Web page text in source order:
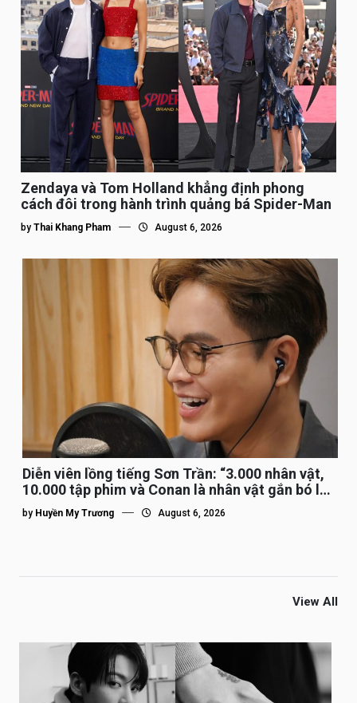
Zendaya và Tom Holland khẳng định phong
cách đôi trong hành trình quảng bá Spider-Man
by Thai Khang Pham August 6, 2026
Diễn viên lồng tiếng Sơn Trần: “3.000 nhân vật,
10.000 tập phim và Conan là nhân vật gắn bó lâu
nhất”
by Huyền My Trương August 6, 2026
View All